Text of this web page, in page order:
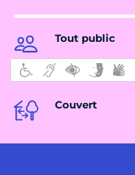
Tout public
Couvert